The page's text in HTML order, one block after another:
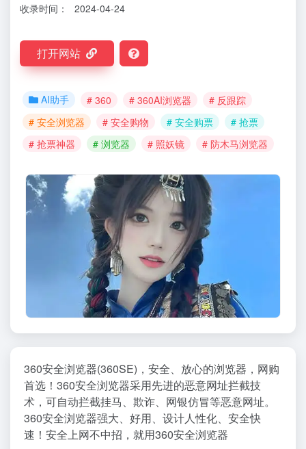
收录时间： 2024-04-24
打开网站
AI助手 # 360 # 360AI浏览器
# 反跟踪
# 安全浏览器
# 安全购物 # 安全购票
# 抢票
# 抢票神器
# 浏览器 # 照妖镜 # 防木马浏览器
360安全浏览器(360SE)，安全、放心的浏览器，网购
首选！360安全浏览器采用先进的恶意网址拦截技
术，可自动拦截挂马、欺诈、网银仿冒等恶意网址。
360安全浏览器强大、好用、设计人性化、安全快
速！安全上网不中招，就用360安全浏览器